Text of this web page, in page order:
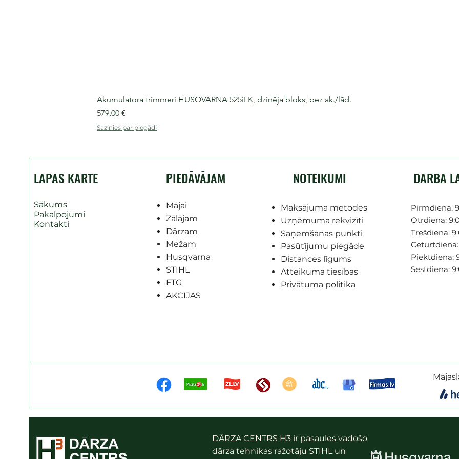
Akumulatora trimmeri HUSQVARNA 525iLK, dzinēja bloks, bez ak./lād.
Cena
579,00 €
Sazinies par piegādi
LAPAS KARTE
Sākums
Pakalpojumi
Kontakti
PIEDĀVĀJAM
Mājai
Zālājam
Dārzam
Mežam
Husqvarna
STIHL
FTG
AKCIJAS
NOTEIKUMI
Maksājuma metodes
Uzņēmuma rekvizīti
Saņemšanas punkti
Pasūtījumu piegāde
Distances līgums
Atteikuma tiesības
Privātuma politika
DARBA
Pirmdiena:
Otrdiena:
Trešdiena:
Ceturtdiena:
Piektdiena:
Sestdiena:
DĀRZA CENTRS H3 ir pasaules vadošo
dārza tehnikas ražotāju STIHL un